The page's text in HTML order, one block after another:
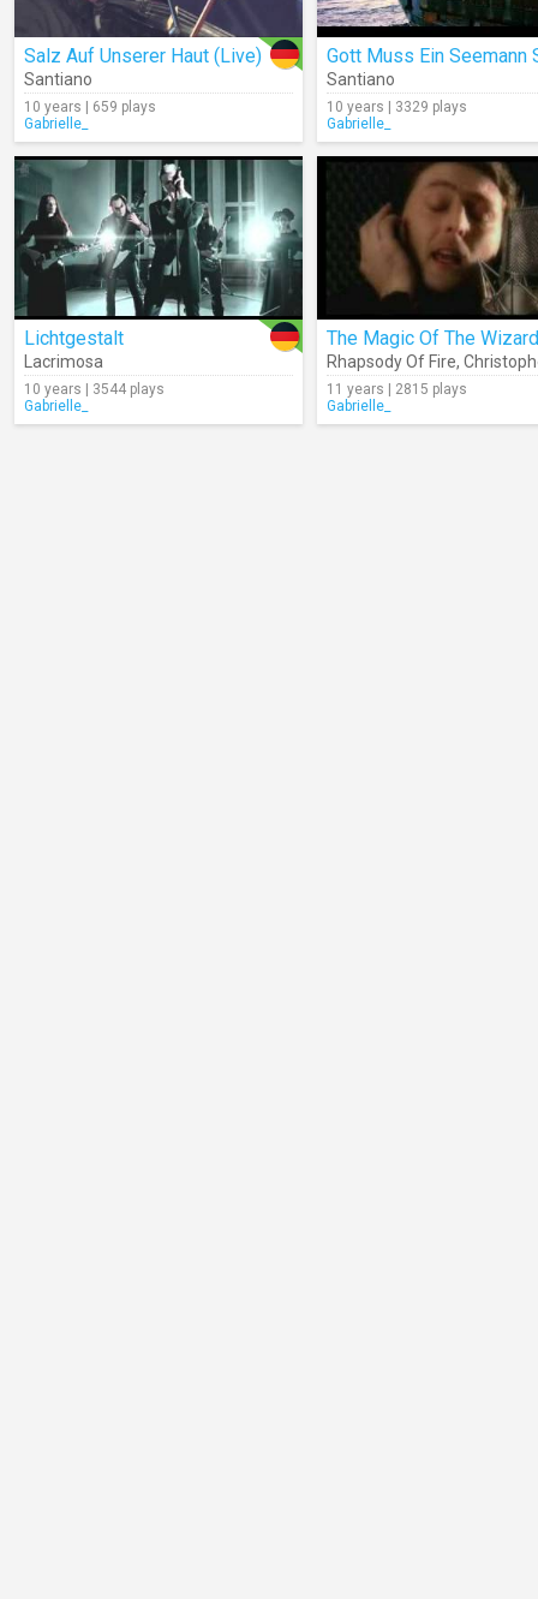
Salz Auf Unserer Haut (Live)
Santiano
10 years | 659 plays
Gabrielle_
Gott Muss Ein Seemann
Santiano
10 years | 3329 plays
Gabrielle_
Lichtgestalt
Lacrimosa
10 years | 3544 plays
Gabrielle_
Rhapsody Of Fire,
11 years | 2815 plays
Gabrielle_